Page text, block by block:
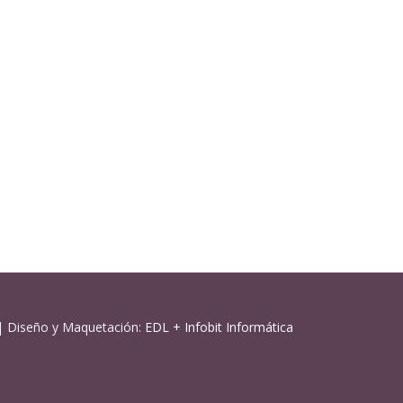
y Maquetación: EDL + Infobit Informática